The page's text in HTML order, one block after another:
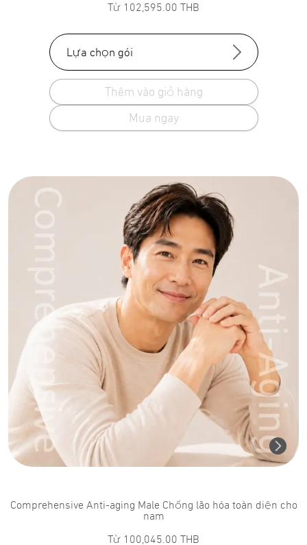
Từ 102,595.00 THB
Lựa chọn gói
Thêm vào giỏ hàng
Mua ngay
Comprehensive Anti-aging Male Chống lão hóa toàn diện cho
nam
Từ 100,045.00 THB